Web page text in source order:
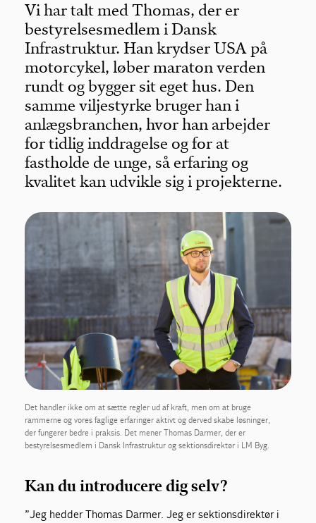
Vi har talt med Thomas, der er
bestyrelsesmedlem i Dansk
Infrastruktur. Han krydser USA på
motorcykel, løber maraton verden
rundt og bygger sit eget hus. Den
samme viljestyrke bruger han i
anlægsbranchen, hvor han arbejder
for tidlig inddragelse og for at
fastholde de unge, så erfaring og
kvalitet kan udvikle sig i projekterne.
Det handler ikke om at sætte regler ud af kraft, men om at bruge
rammerne og vores faglige erfaringer aktivt og derved skabe løsninger,
der fungerer bedre i praksis. Det mener Thomas Darmer, der er
bestyrelsesmedlem i Dansk Infrastruktur og sektionsdirektør i LM Byg.
Kan du introducere dig selv?
”Jeg hedder Thomas Darmer. Jeg er sektionsdirektør i